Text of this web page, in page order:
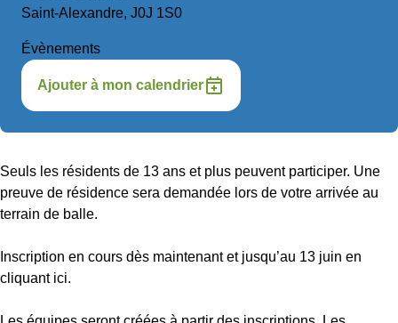
Saint-Alexandre, J0J 1S0
Évènements
Ajouter à mon calendrier
Seuls les résidents de 13 ans et plus peuvent participer. Une
preuve de résidence sera demandée lors de votre arrivée au
terrain de balle.
Inscription en cours dès maintenant et jusqu’au 13 juin en
cliquant ici.